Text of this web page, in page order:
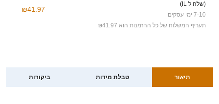
(שלח ל IL)
7-10 ימי עסקים
תעריף המשלוח של כל ההזמנות הוא ₪41.97
₪41.97
תיאור טבלת מידות ביקורות